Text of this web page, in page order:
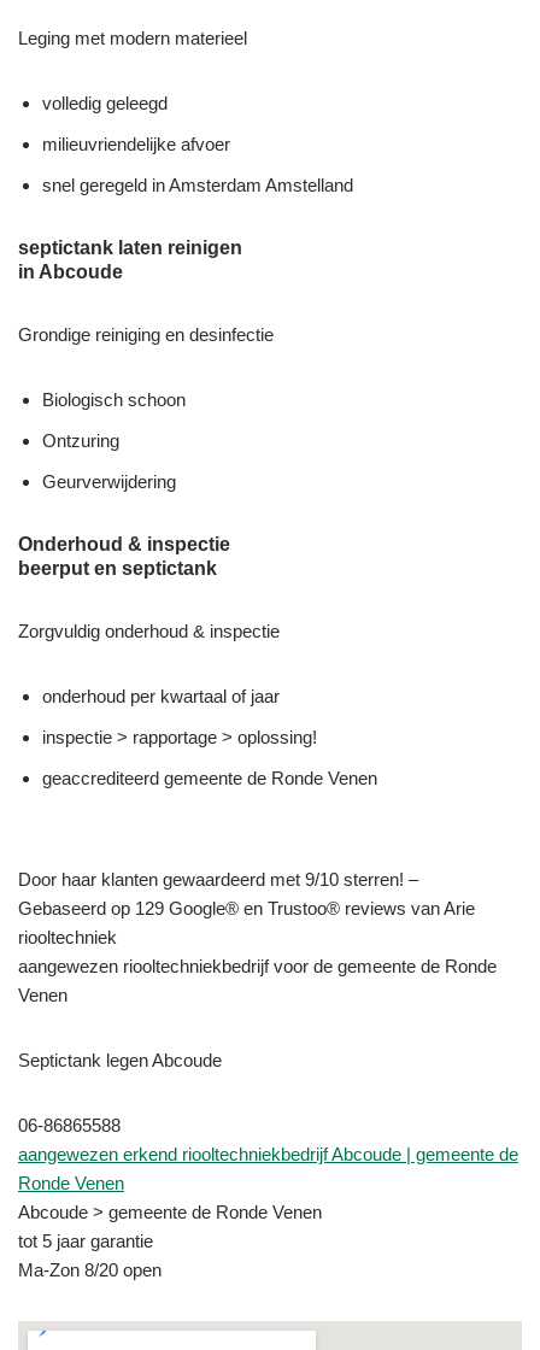
Leging met modern materieel
volledig geleegd
milieuvriendelijke afvoer
snel geregeld in Amsterdam Amstelland
septictank laten reinigen
in Abcoude
Grondige reiniging en desinfectie
Biologisch schoon
Ontzuring
Geurverwijdering
Onderhoud & inspectie
beerput en septictank
Zorgvuldig onderhoud & inspectie
onderhoud per kwartaal of jaar
inspectie > rapportage > oplossing!
geaccrediteerd gemeente de Ronde Venen
Door haar klanten gewaardeerd met 9/10 sterren! –
Gebaseerd op 129 Google® en Trustoo® reviews van Arie
riooltechniek
aangewezen riooltechniekbedrijf voor de gemeente de Ronde
Venen
Septictank legen Abcoude
06-86865588
aangewezen erkend riooltechniekbedrijf Abcoude | gemeente de
Ronde Venen
Abcoude > gemeente de Ronde Venen
tot 5 jaar garantie
Ma-Zon 8/20 open